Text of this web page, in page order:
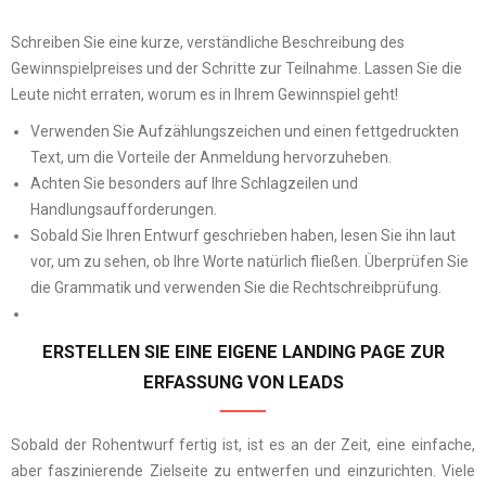
Schreiben Sie eine kurze, verständliche Beschreibung des
Gewinnspielpreises und der Schritte zur Teilnahme. Lassen Sie die
Leute nicht erraten, worum es in Ihrem Gewinnspiel geht!
Verwenden Sie Aufzählungszeichen und einen fettgedruckten
Text, um die Vorteile der Anmeldung hervorzuheben.
Achten Sie besonders auf Ihre Schlagzeilen und
Handlungsaufforderungen.
Sobald Sie Ihren Entwurf geschrieben haben, lesen Sie ihn laut
vor, um zu sehen, ob Ihre Worte natürlich fließen. Überprüfen Sie
die Grammatik und verwenden Sie die Rechtschreibprüfung.
ERSTELLEN SIE EINE EIGENE LANDING PAGE ZUR
ERFASSUNG VON LEADS
Sobald der Rohentwurf fertig ist, ist es an der Zeit, eine einfache,
aber faszinierende Zielseite zu entwerfen und einzurichten. Viele